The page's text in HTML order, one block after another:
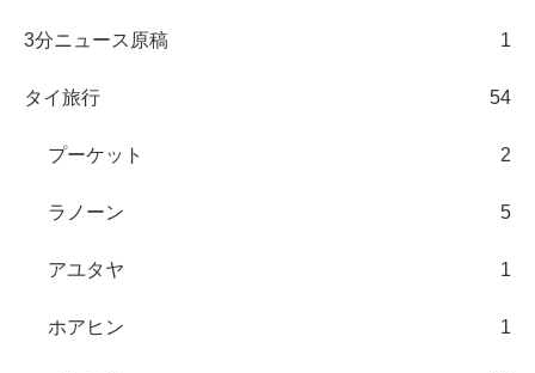
3分ニュース原稿 1
タイ旅行 54
プーケット 2
ラノーン 5
アユタヤ 1
ホアヒン 1